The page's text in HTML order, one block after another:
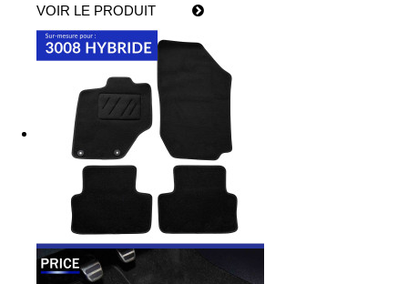
VOIR LE PRODUIT